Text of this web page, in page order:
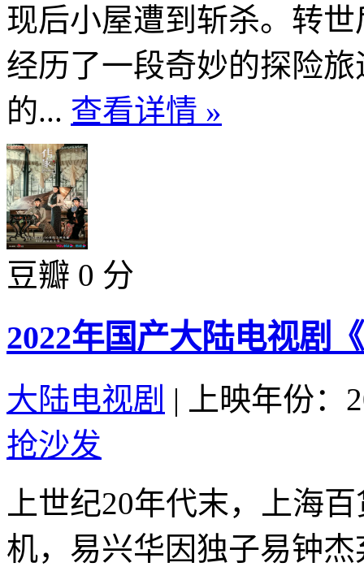
现后小屋遭到斩杀。转
经历了一段奇妙的探险
的... 查看详情 »
豆瓣 0 分
2022年国产大陆电视剧
大陆电视剧 |
上映年份：
抢沙发
上世纪20年代末，上海
机，易兴华因独子易钟